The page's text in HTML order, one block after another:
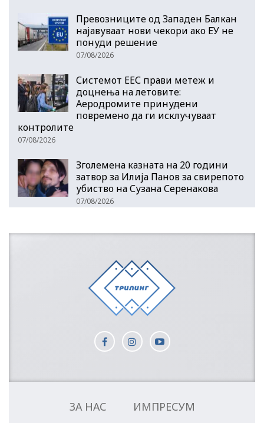
Превозниците од Западен Балкан
најавуваат нови чекори ако ЕУ не
понуди решение
07/08/2026
Системот ЕЕС прави метеж и
доцнења на летовите:
Аеродромите принудени
повремено да ги исклучуваат
контролите
07/08/2026
Зголемена казната на 20 години
затвор за Илија Панов за свирепото
убиство на Сузана Серенакова
07/08/2026
ЗА НАС
ИМПРЕСУМ